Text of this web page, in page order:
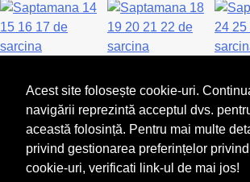
Acest site folosește cookie-uri.
navigării reprezintă acceptul dvs.
această folosință. Pentru mai multe
privind gestionarea preferințelor privind
cookie-uri, verificati link-ul de mai jos!